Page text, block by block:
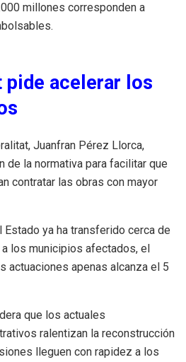
millones corresponden a
pide acelerar los
Juanfran Pérez Llorca,
de la normativa para facilitar que
contratar las obras con mayor
Estado ya ha transferido cerca de
los municipios afectados, el
actuaciones apenas alcanza el 5
que los actuales
ralentizan la reconstrucción
lleguen con rapidez a los